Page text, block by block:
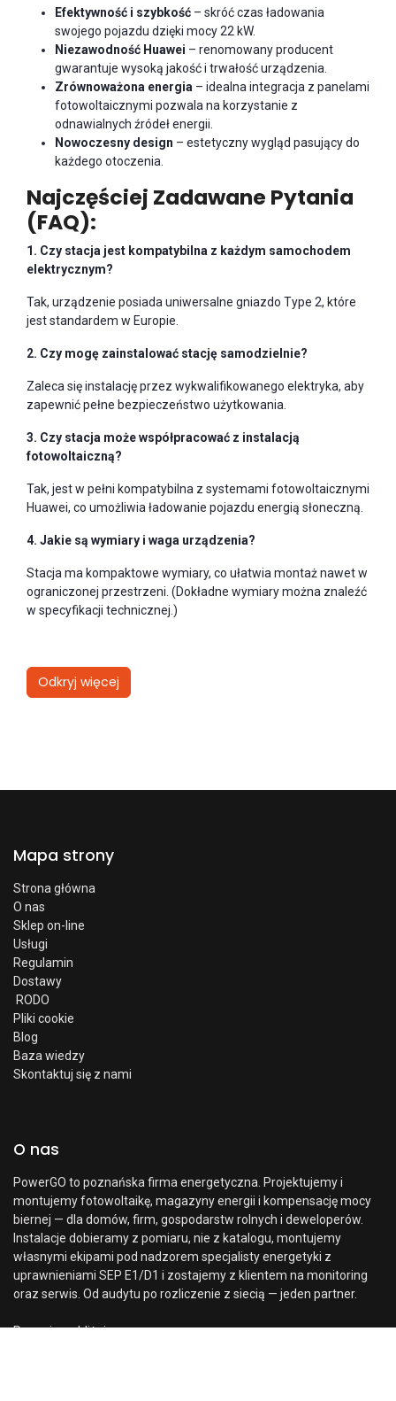
Efektywność i szybkość – skróć czas ładowania
swojego pojazdu dzięki mocy 22 kW.
Niezawodność Huawei – renomowany producent
gwarantuje wysoką jakość i trwałość urządzenia.
Zrównoważona energia – idealna integracja z panelami
fotowoltaicznymi pozwala na korzystanie z
odnawialnych źródeł energii.
Nowoczesny design – estetyczny wygląd pasujący do
każdego otoczenia.
Najczęściej Zadawane Pytania
(FAQ):
1. Czy stacja jest kompatybilna z każdym samochodem
elektrycznym?
Tak, urządzenie posiada uniwersalne gniazdo Type 2, które
jest standardem w Europie.
2. Czy mogę zainstalować stację samodzielnie?
Zaleca się instalację przez wykwalifikowanego elektryka, aby
zapewnić pełne bezpieczeństwo użytkowania.
3. Czy stacja może współpracować z instalacją
fotowoltaiczną?
Tak, jest w pełni kompatybilna z systemami fotowoltaicznymi
Huawei, co umożliwia ładowanie pojazdu energią słoneczną.
4. Jakie są wymiary i waga urządzenia?
Stacja ma kompaktowe wymiary, co ułatwia montaż nawet w
ograniczonej przestrzeni. (Dokładne wymiary można znaleźć
w specyfikacji technicznej.)
Odkryj więcej
Mapa strony
Strona główna
O nas
Sklep on-line
Usługi
Regulamin
Dostawy
RODO
Pliki cookie
Blog
Baza wiedzy
Skontaktuj się z nami
O nas
PowerGO to poznańska firma energetyczna. Projektujemy i
montujemy fotowoltaikę, magazyny energii i kompensację mocy
biernej — dla domów, firm, gospodarstw rolnych i deweloperów.
Instalacje dobieramy z pomiaru, nie z katalogu, montujemy
własnymi ekipami pod nadzorem specjalisty energetyki z
uprawnieniami SEP E1/D1 i zostajemy z klientem na monitoring
oraz serwis. Od audytu po rozliczenie z siecią — jeden partner.
Poznaj nas bliżej →